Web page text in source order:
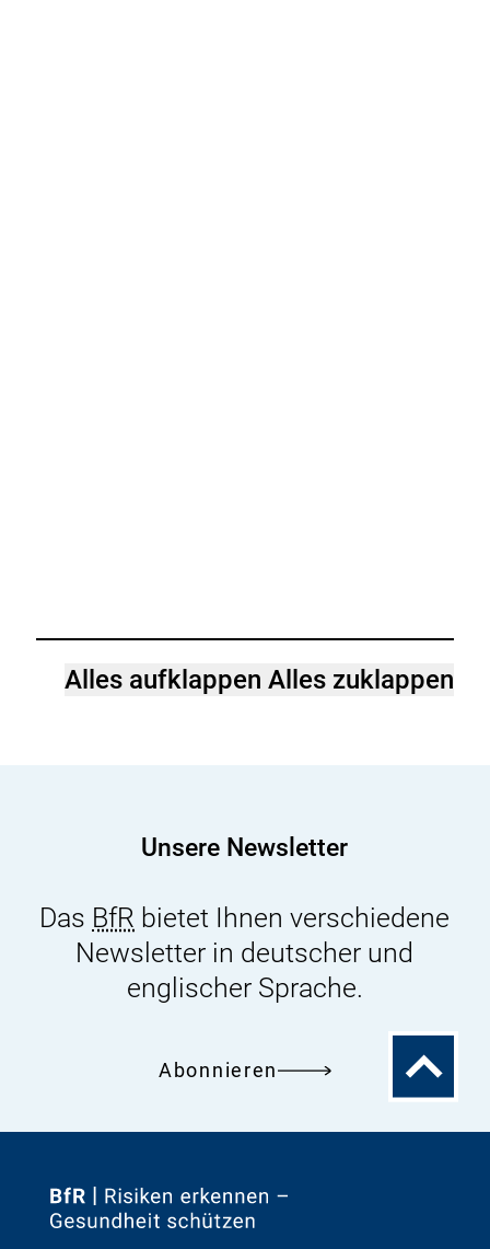
Alles aufklappenAlles zuklappen
Unsere Newsletter
Das BfR bietet Ihnen verschiedene
Newsletter in deutscher und
englischer Sprache.
Abonnieren
Zum
Zur